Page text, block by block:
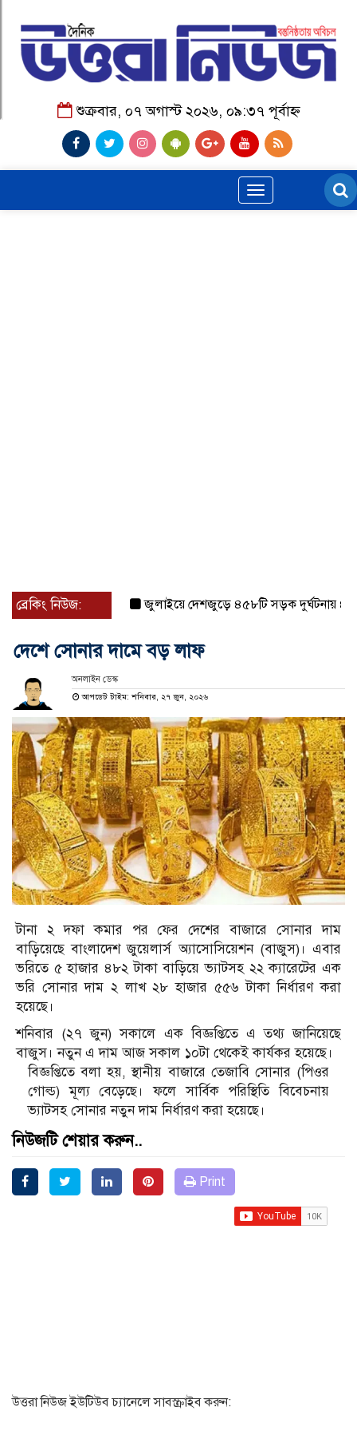
শুক্রবার, ০৭ অগাস্ট ২০২৬, ০৯:৩৭ পূর্বাহ্ন
Toggle
navigation
ব্রেকিং নিউজ: জুলাইয়ে দেশজুড়ে ৪৫৮টি সড়ক দুর্ঘটনায় ৪১৬ জন
দেশে সোনার দামে বড় লাফ
অনলাইন ডেস্ক
আপডেট টাইম: শনিবার, ২৭ জুন, ২০২৬
টানা ২ দফা কমার পর ফের দেশের বাজারে সোনার দাম
বাড়িয়েছে বাংলাদেশ জুয়েলার্স অ্যাসোসিয়েশন (বাজুস)। এবার
ভরিতে ৫ হাজার ৪৮২ টাকা বাড়িয়ে ভ্যাটসহ ২২ ক্যারেটের এক
ভরি সোনার দাম ২ লাখ ২৮ হাজার ৫৫৬ টাকা নির্ধারণ করা
হয়েছে।
শনিবার (২৭ জুন) সকালে এক বিজ্ঞপ্তিতে এ তথ্য জানিয়েছে
বাজুস। নতুন এ দাম আজ সকাল ১০টা থেকেই কার্যকর হয়েছে।
বিজ্ঞপ্তিতে বলা হয়, স্থানীয় বাজারে তেজাবি সোনার (পিওর
গোল্ড) মূল্য বেড়েছে। ফলে সার্বিক পরিস্থিতি বিবেচনায়
ভ্যাটসহ সোনার নতুন দাম নির্ধারণ করা হয়েছে।
নিউজটি শেয়ার করুন..
Print
উত্তরা নিউজ ইউটিউব চ্যানেলে সাবস্ক্রাইব করুন: